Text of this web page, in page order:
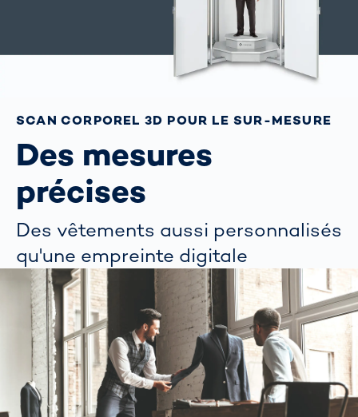
SCAN CORPOREL 3D POUR LE SUR-MESURE
Des mesures
précises
Des vêtements aussi personnalisés
qu'une empreinte digitale